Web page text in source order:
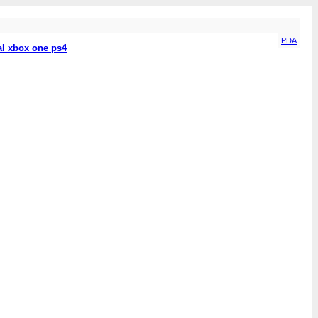
PDA
xbox one ps4